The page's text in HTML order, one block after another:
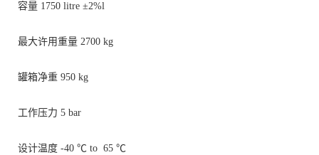
容量 1750 litre ±2%l
最大许用重量 2700 kg
罐箱净重 950 kg
工作压力 5 bar
设计温度 -40 ℃ to 65 ℃